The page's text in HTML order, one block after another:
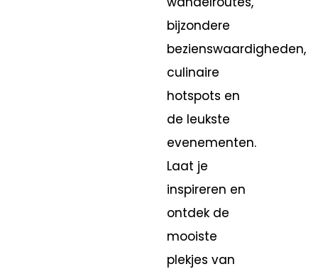
bijzondere
bezienswaardigheden,
culinaire
hotspots en
de leukste
evenementen.
Laat je
inspireren en
ontdek de
mooiste
plekjes van